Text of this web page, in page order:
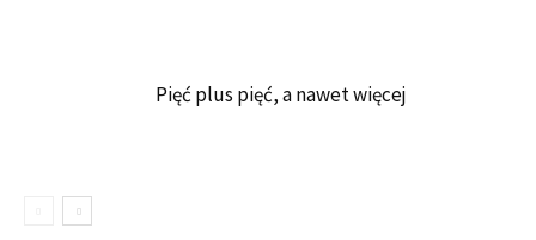
Pięć plus pięć, a nawet więcej